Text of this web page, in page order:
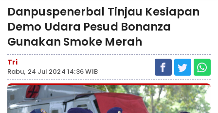
Danpuspenerbal Tinjau Kesiapan
Demo Udara Pesud Bonanza
Gunakan Smoke Merah
Tri
Rabu, 24 Jul 2024 14:36 WIB